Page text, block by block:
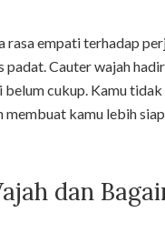
rasa empati terhadap
Cauter wajah
cukup. Kamu tidak
kamu lebih
dan